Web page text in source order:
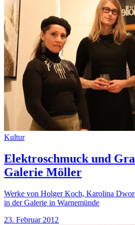
Kultur
Elektroschmuck und
Galerie Möller
Werke von Holger Koch, Karolina
in der Galerie in Warnemünde
23. Februar 2012